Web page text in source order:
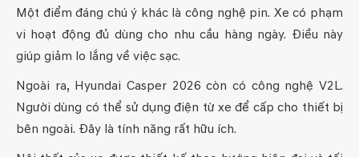
Một điểm đáng chú ý khác là công nghệ pin. Xe có phạm
vi hoạt động đủ dùng cho nhu cầu hàng ngày. Điều này
giúp giảm lo lắng về việc sạc.
Ngoài ra, Hyundai Casper 2026 còn có công nghệ V2L.
Người dùng có thể sử dụng điện từ xe để cấp cho thiết bị
bên ngoài. Đây là tính năng rất hữu ích.